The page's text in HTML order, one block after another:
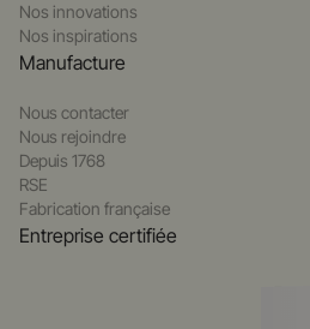
Nos innovations
Nos inspirations
Manufacture
Nous contacter
Nous rejoindre
Depuis 1768
RSE
Fabrication française
Entreprise certifiée